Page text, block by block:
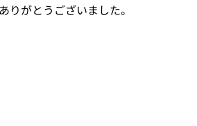
がとうございました。